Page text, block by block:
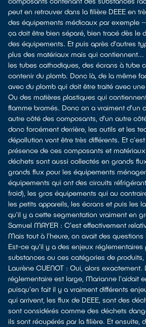
peut en retrouver dans la filière DEEE en
des équipements médicaux par exemple
ça doit être bien séparé, bien tracé dès le
des équipements. Et puis après d'autres
plus des matériaux mais qui
les tubes cathodiques, des écrans à tube
contenir du plomb. Donc là, de la même
avec du plomb qui doit être traité avec
Ou des matières plastiques qui
flamme bromés. Donc on a vraiment d'un
autre côté des composants, d'un autre
donc forcément derrière, les outils et les
dépollution vont être très différents. Et
présence de ces composants et
déchets sont aussi collectés en grands
grands flux pour les équipements
équipements qui ont des circuits
froid), les gros équipements qui au
les petits appareils, les écrans et puis les
qu'il y a cette segmentation vraiment en
Samuel MAYER : C'est effectivement
Mais tout à l'heure, on avait des
Est-ce qu'il y a des enjeux réglementaires
substances ou ces catégories de produits,
Laurène CUENOT : Oui, alors exactement.
réglementaire est large, Marianne l'aidait
puisqu'en fait il y a vraiment différents
qui arrivent, les flux de DEEE, sont des
sont considérés comme des déchets
ils sont récupérés par la filière. Et ensuite,